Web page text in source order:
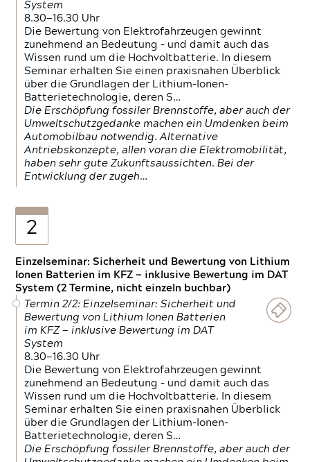
System
8.30—16.30 Uhr
Die Bewertung von Elektrofahrzeugen gewinnt
zunehmend an Bedeutung – und damit auch das
Wissen rund um die Hochvoltbatterie. In diesem
Seminar erhalten Sie einen praxisnahen Überblick
über die Grundlagen der Lithium-Ionen-
Batterietechnologie, deren S…
Die Erschöpfung fossiler Brennstoffe, aber auch der
Umweltschutzgedanke machen ein Umdenken beim
Automobilbau notwendig. Alternative
Antriebskonzepte, allen voran die Elektromobilität,
haben sehr gute Zukunftsaussichten. Bei der
Entwicklung der zugeh…
2
Einzelseminar: Sicherheit und Bewertung von Lithium
Ionen Batterien im KFZ — inklusive Bewertung im DAT
System (2 Termine, nicht einzeln buchbar)
Termin 2/2: Einzelseminar: Sicherheit und
Bewertung von Lithium Ionen Batterien
im KFZ — inklusive Bewertung im DAT
System
8.30—16.30 Uhr
Die Bewertung von Elektrofahrzeugen gewinnt
zunehmend an Bedeutung – und damit auch das
Wissen rund um die Hochvoltbatterie. In diesem
Seminar erhalten Sie einen praxisnahen Überblick
über die Grundlagen der Lithium-Ionen-
Batterietechnologie, deren S…
Die Erschöpfung fossiler Brennstoffe, aber auch der